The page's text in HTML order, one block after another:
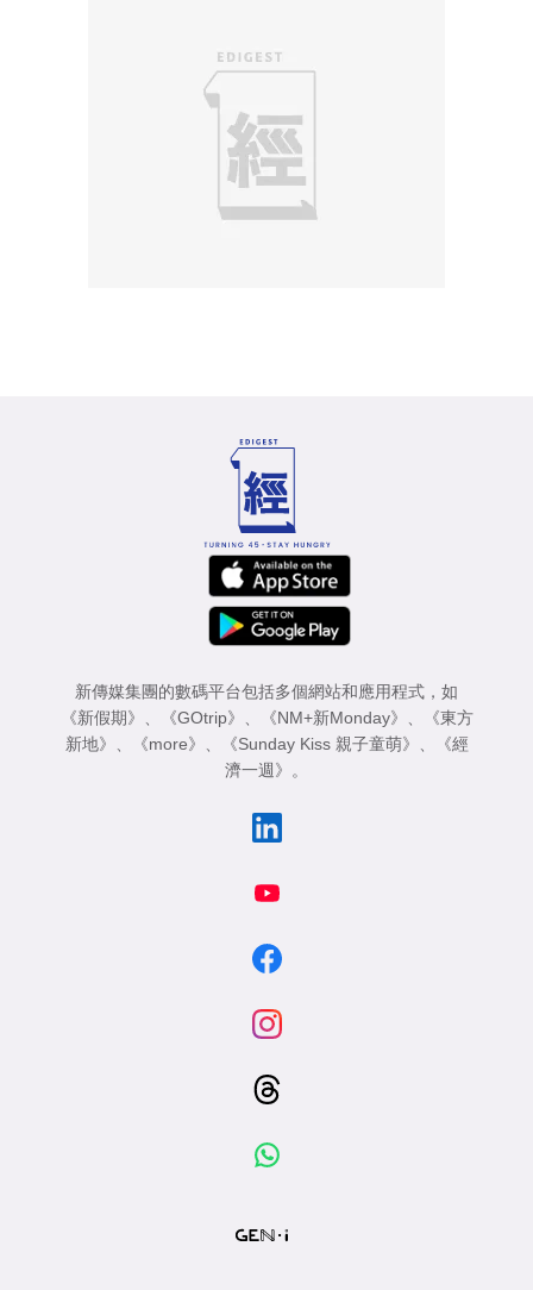
新傳媒集團的數碼平台包括多個網站和應用程式，如
《新假期》
《GOtrip》 《NM+新Monday》
《東方
新地》
《more》 《Sunday Kiss 親子童萌》
《經
濟一週》
。